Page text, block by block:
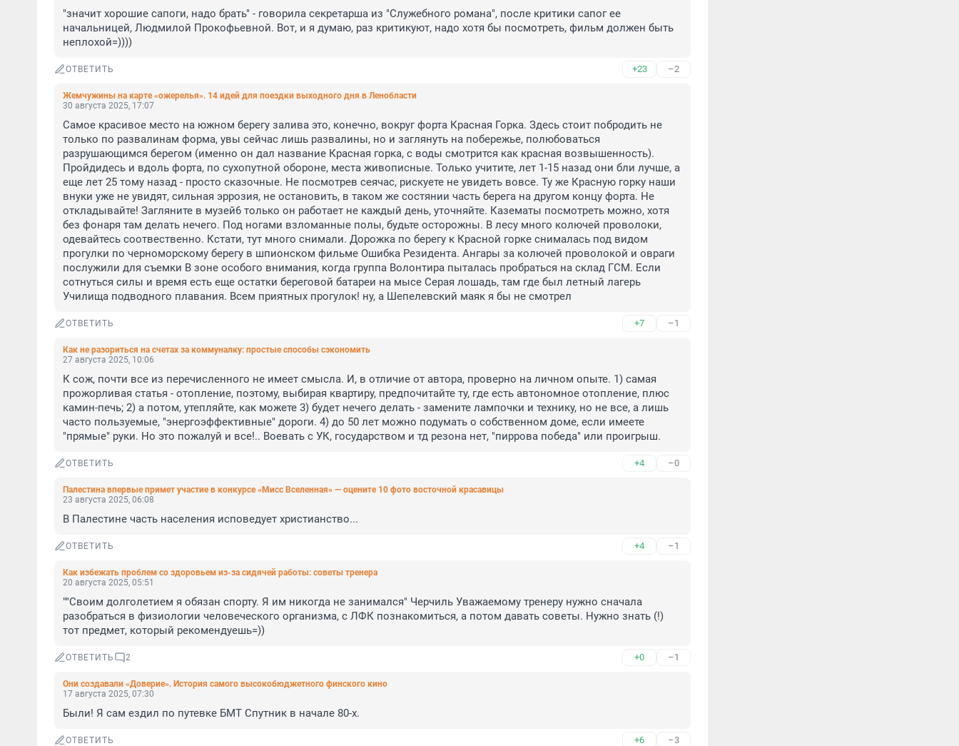
"значит хорошие сапоги, надо брать" - говорила секретарша из "Служебного романа", после критики сапог ее
начальницей, Людмилой Прокофьевной. Вот, и я думаю, раз критикуют, надо хотя бы посмотреть, фильм должен быть
неплохой=))))
ОТВЕТИТЬ +23 –2
Жемчужины на карте «ожерелья». 14 идей для поездки выходного дня в Ленобласти
30 августа 2025, 17:07
Самое красивое место на южном берегу залива это, конечно, вокруг форта Красная Горка. Здесь стоит побродить не
только по развалинам форма, увы сейчас лишь развалины, но и заглянуть на побережье, полюбоваться
разрушающимся берегом (именно он дал название Красная горка, с воды смотрится как красная возвышенность).
Пройдидесь и вдоль форта, по сухопутной обороне, места живописные. Только учитите, лет 1-15 назад они бли лучше, а
еще лет 25 тому назад - просто сказочные. Не посмотрев сеячас, рискуете не увидеть вовсе. Ту же Красную горку наши
внуки уже не увидят, сильная эррозия, не остановить, в таком же состянии часть берега на другом концу форта. Не
откладывайте! Загляните в музей6 только он работает не каждый день, уточняйте. Казематы посмотреть можно, хотя
без фонаря там делать нечего. Под ногами взломанные полы, будьте осторожны. В лесу много колючей проволоки,
одевайтесь соотвественно. Кстати, тут много снимали. Дорожка по берегу к Красной горке снималась под видом
прогулки по черноморскому берегу в шпионском фильме Ошибка Резидента. Ангары за колючей проволокой и овраги
послужили для съемки В зоне особого внимания, когда группа Волонтира пыталась пробраться на склад ГСМ. Если
сотнуться силы и время есть еще остатки береговой батареи на мысе Серая лошадь, там где был летный лагерь
Училища подводного плавания. Всем приятных прогулок! ну, а Шепелевский маяк я бы не смотрел
ОТВЕТИТЬ +7 –1
Как не разориться на счетах за коммуналку: простые способы сэкономить
27 августа 2025, 10:06
К сож, почти все из перечисленного не имеет смысла. И, в отличие от автора, проверно на личном опыте. 1) самая
прожорливая статья - отопление, поэтому, выбирая квартиру, предпочитайте ту, где есть автономное отопление, плюс
камин-печь; 2) а потом, утепляйте, как можете 3) будет нечего делать - замените лампочки и технику, но не все, а лишь
часто пользуемые, "энергоэффективные" дороги. 4) до 50 лет можно подумать о собственном доме, если имеете
"прямые" руки. Но это пожалуй и все!.. Воевать с УК, государством и тд резона нет, "пиррова победа" или проигрыш.
ОТВЕТИТЬ +4 –0
Палестина впервые примет участие в конкурсе «Мисс Вселенная» — оцените 10 фото восточной красавицы
23 августа 2025, 06:08
В Палестине часть населения исповедует христианство...
ОТВЕТИТЬ +4 –1
Как избежать проблем со здоровьем из-за сидячей работы: советы тренера
20 августа 2025, 05:51
""Своим долголетием я обязан спорту. Я им никогда не занимался" Черчиль Уважаемому тренеру нужно сначала
разобраться в физиологии человеческого организма, с ЛФК познакомиться, а потом давать советы. Нужно знать (!)
тот предмет, который рекомендуешь=))
ОТВЕТИТЬ 2 +0 –1
Они создавали «Доверие». История самого высокобюджетного финского кино
17 августа 2025, 07:30
Были! Я сам ездил по путевке БМТ Спутник в начале 80-х.
ОТВЕТИТЬ +6 –3